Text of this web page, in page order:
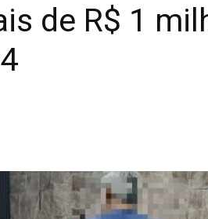
de R$ 1